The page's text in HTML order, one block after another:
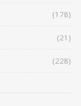
(178)
(21)
(228)